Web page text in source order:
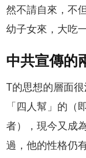
然不請自來，不
幼子女來，大吃
中共宣傳的
T的思想的層面
「四人幫」的（
者），現今又成
過，他的性格仍